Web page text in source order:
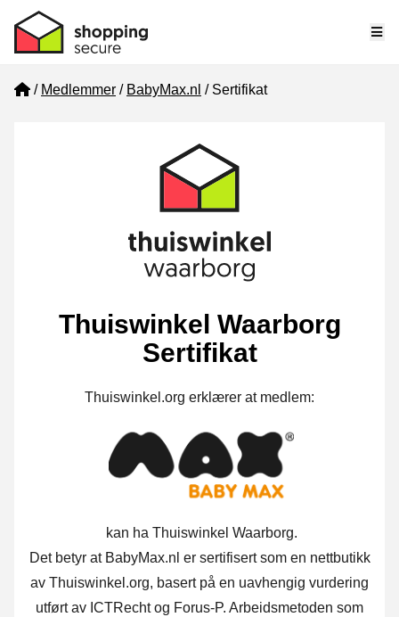
Home
Medlemmer BabyMax.nl Sertifikat
Thuiswinkel Waarborg
Sertifikat
Thuiswinkel.org erklærer at medlem:
kan ha Thuiswinkel Waarborg.
Det betyr at BabyMax.nl er sertifisert som en nettbutikk
av Thuiswinkel.org, basert på en uavhengig vurdering
utført av ICTRecht og Forus-P. Arbeidsmetoden som